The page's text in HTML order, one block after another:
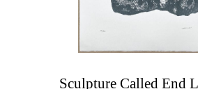
Sculpture Called End